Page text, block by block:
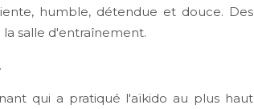
humble, détendue et douce. Des
salle d'entraînement.
qui a pratiqué l'aïkido au plus haut